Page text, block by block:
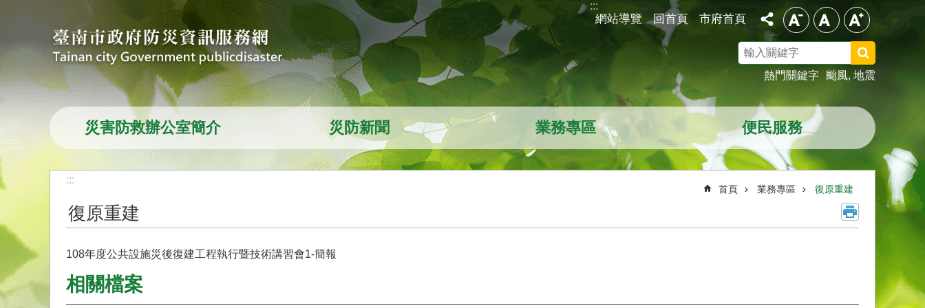
跳到主要內容區塊
:::
網站導覽 回首頁 市府首頁
尋
熱門關鍵字
颱風 地震
災害防救辦公室簡介 災防新聞 業務專區 便民服務
:::
首頁 業務專區 復原重建
復原重建
108年度公共設施災後復建工程執行暨技術講習會1-簡報
相關檔案